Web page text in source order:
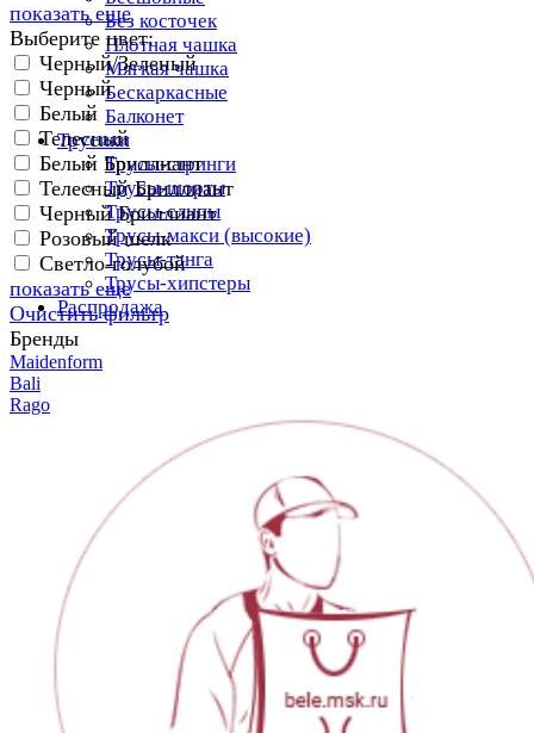
Без косточек
Плотная чашка
Мягкая чашка
Бескаркасные
Балконет
Трусики
Трусы-стринги
Трусы-шорты
Трусы-слипы
Трусы-макси (высокие)
Трусы-танга
Трусы-хипстеры
Распродажа
показать еще
Выберите цвет:
Черный/Зеленый
Черный
Белый
Телесный
Белый Бриллиант
Телесный Бриллиант
Черный Бриллиант
Розовый шелк
Светло-голубой
показать еще
Очистить фильтр
Бренды
Maidenform
Bali
Rago